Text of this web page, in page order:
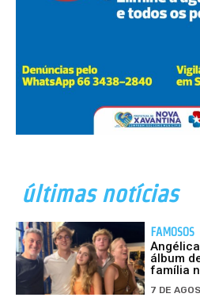
últimas notícias
FAMOSOS
álbum
família
7 DE